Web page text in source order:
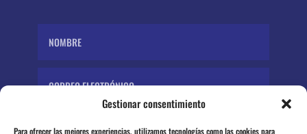
Gestionar consentimiento
Para ofrecer las mejores experiencias, utilizamos tecnologías como las cookies para